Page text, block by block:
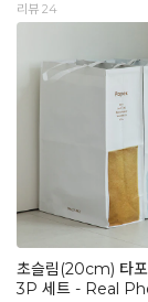
리뷰 24
초슬림(20cm) 타
3P 세트 - Real